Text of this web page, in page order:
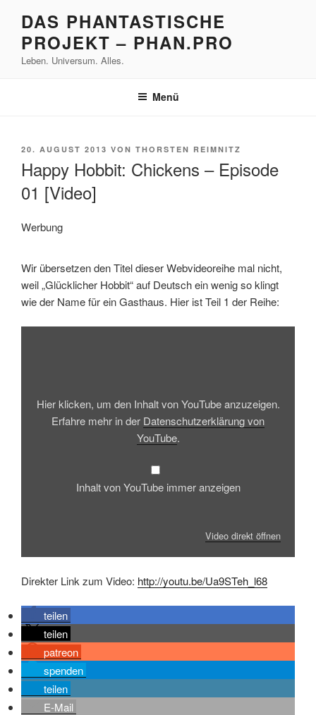
springen
DAS PHANTASTISCHE
PROJEKT – PHAN.PRO
Leben. Universum. Alles.
Menü
VERÖFFENTLICHT
20. AUGUST 2013 VON THORSTEN REIMNITZ
Happy Hobbit: Chickens – Episode
01 [Video]
Werbung
Wir übersetzen den Titel dieser Webvideoreihe mal nicht,
weil „Glücklicher Hobbit“ auf Deutsch ein wenig so klingt
wie der Name für ein Gasthaus. Hier ist Teil 1 der Reihe:
Inhalt
Hier klicken, um den Inhalt von YouTube anzuzeigen.
Erfahre mehr in der Datenschutzerklärung von
YouTube.
Inhalt von YouTube immer anzeigen
Video direkt öffnen
Direkter Link zum Video: http://youtu.be/Ua9STeh_l68
teilen
teilen
patreon
spenden
teilen
E-Mail